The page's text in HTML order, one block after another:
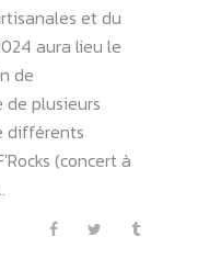
et du
aura lieu le
de
de plusieurs
différents
(concert à